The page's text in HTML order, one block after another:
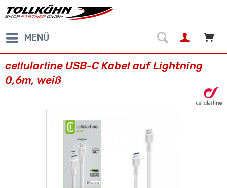
MENÜ
cellularline USB-C Kabel auf Lightning
0,6m, weiß